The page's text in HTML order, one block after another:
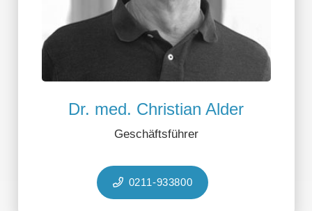
Dr. med. Christian Alder
Geschäftsführer
0211-933800